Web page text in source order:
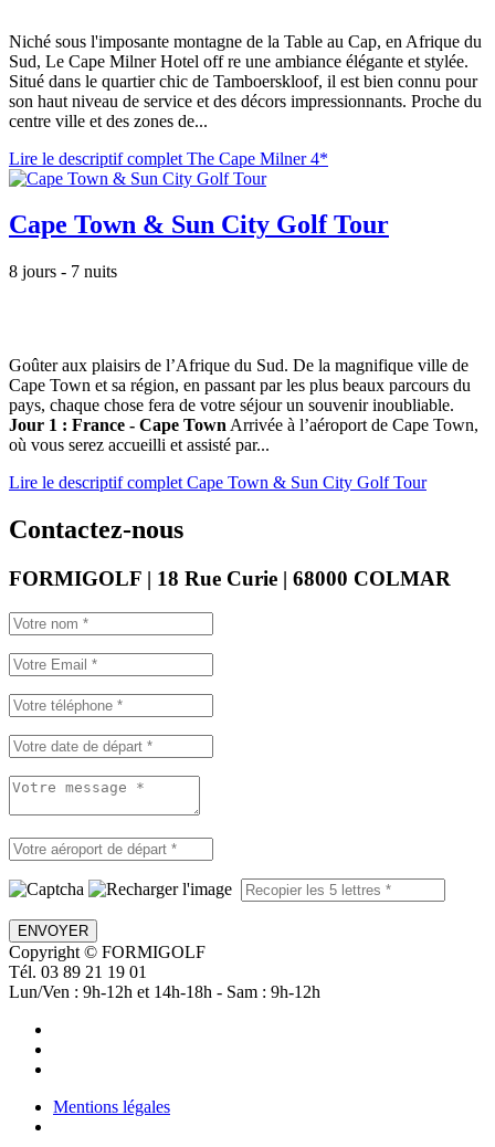
Niché sous l'imposante montagne de la Table au Cap, en Afrique du
Sud, Le Cape Milner Hotel off re une ambiance élégante et stylée.
Situé dans le quartier chic de Tamboerskloof, il est bien connu pour
son haut niveau de service et des décors impressionnants. Proche du
centre ville et des zones de...
Lire le descriptif complet The Cape Milner 4*
Cape Town & Sun City Golf Tour
8 jours - 7 nuits
Goûter aux plaisirs de l’Afrique du Sud. De la magnifique ville de
Cape Town et sa région, en passant par les plus beaux parcours du
pays, chaque chose fera de votre séjour un souvenir inoubliable.
Jour 1 : France - Cape Town Arrivée à l’aéroport de Cape Town,
où vous serez accueilli et assisté par...
Lire le descriptif complet Cape Town & Sun City Golf Tour
Contactez-nous
FORMIGOLF | 18 Rue Curie | 68000 COLMAR
ENVOYER
Copyright © FORMIGOLF
Tél. 03 89 21 19 01
Lun/Ven : 9h-12h et 14h-18h - Sam : 9h-12h
Mentions légales